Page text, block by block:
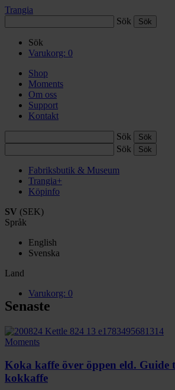
Trangia
Sök
Sök
Varukorg: 0
Shop
Moments
Om oss
Support
Kontakt
Sök
Sök
Fabriksbutik & Museum
Trangia+
Köpinfo
SV (SEK)
Språk
English
Svenska
Land
Varukorg: 0
Senaste
Moments
Koka kaffe över öppen eld. Guide
kokkaffe